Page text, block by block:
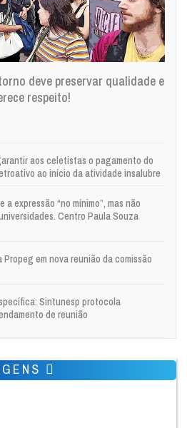
deve preservar qualidade e
respeito!
aos celetistas o pagamento do
ao início da atividade insalubre
a expressão “no mínimo”, mas não
Centro Paula Souza
Propeg em nova reunião da comissão
Sintunesp protocola
de reunião